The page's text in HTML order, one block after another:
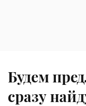
Будем
сразу